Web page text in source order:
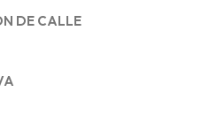
DE CALLE